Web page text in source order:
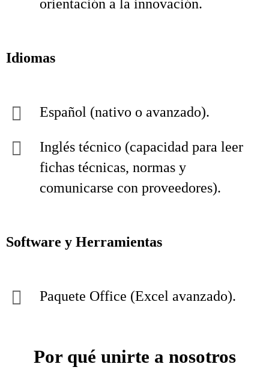
orientación a la innovación.
Idiomas
Español (nativo o avanzado).
Inglés técnico (capacidad para leer
fichas técnicas, normas y
comunicarse con proveedores).
Software y Herramientas
Paquete Office (Excel avanzado).
Por qué unirte a nosotros